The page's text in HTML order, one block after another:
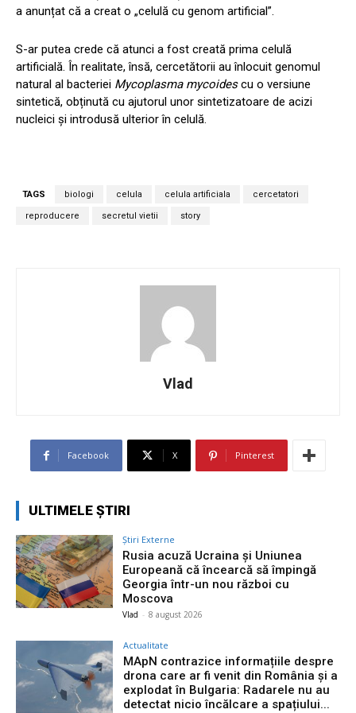
a anunțat că a creat o „celulă cu genom artificial”.
S-ar putea crede că atunci a fost creată prima celulă
artificială. În realitate, însă, cercetătorii au înlocuit genomul
natural al bacteriei Mycoplasma mycoidescu o versiune
sintetică, obținută cu ajutorul unor sintetizatoare de acizi
nucleici și introdusă ulterior în celulă.
TAGS biologi celula celula artificiala cercetatori
reproducere secretul vietii story
Vlad
Facebook X Pinterest
ULTIMELE ȘTIRI
Știri Externe
Rusia acuză Ucraina și Uniunea
Europeană că încearcă să împingă
Georgia într-un nou război cu
Moscova
Vlad - 8 august 2026
Actualitate
MApN contrazice informațiile despre
drona care ar fi venit din România și a
explodat în Bulgaria: Radarele nu au
detectat nicio încălcare a spațiului...